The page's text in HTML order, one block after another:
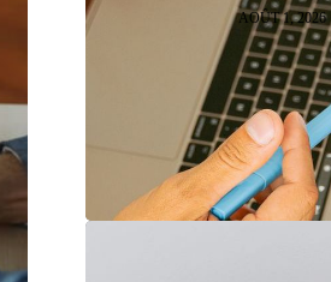
AOÛT 1, 2026